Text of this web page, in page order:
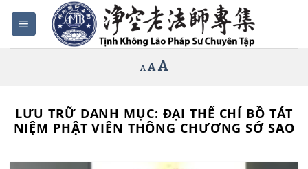
Bỏ
qua
nội
A Decrease
size.
A Reset
size.
A
size.
LƯU TRỮ DANH MỤC: ĐẠI THẾ CHÍ BỒ TÁT
NIỆM PHẬT VIÊN THÔNG CHƯƠNG SỚ SAO